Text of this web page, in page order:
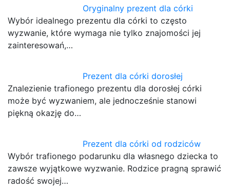
Oryginalny prezent dla córki
Wybór idealnego prezentu dla córki to często
wyzwanie, które wymaga nie tylko znajomości jej
zainteresowań,…
Prezent dla córki dorosłej
Znalezienie trafionego prezentu dla dorosłej córki
może być wyzwaniem, ale jednocześnie stanowi
piękną okazję do…
Prezent dla córki od rodziców
Wybór trafionego podarunku dla własnego dziecka to
zawsze wyjątkowe wyzwanie. Rodzice pragną sprawić
radość swojej…